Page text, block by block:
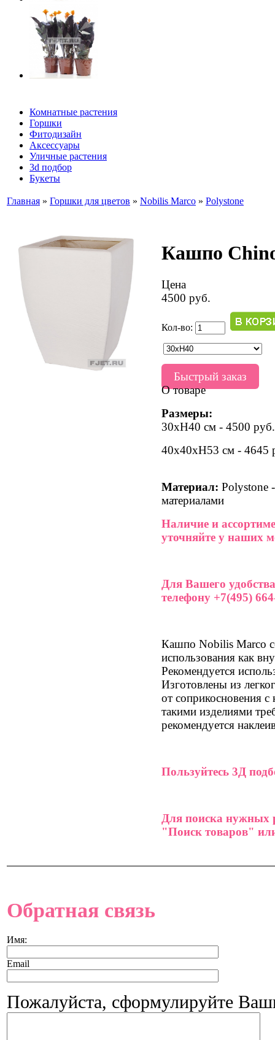
Комнатные растения
Горшки
Фитодизайн
Аксессуары
Уличные растения
3d подбор
Букеты
Главная » Горшки для цветов » Nobilis Marco » Polystone
Кашпо
Цена
4500 руб.
Кол-во:
Быстрый заказ
О товаре
Размеры:
30хH40 см - 4500 руб.
40х40хН53 см - 4645
Материал: Polystone
материалами
Наличие и
уточняйте у наших
Для Вашего
телефону +7(495)
Кашпо Nobilis Marco
использования как
Рекомендуется
Изготовлены из
от соприкосновения
такими изделиями
рекомендуется
Пользуйтесь 3Д
Для поиска нужных
"Поиск товаров"
Обратная связь
Имя:
Email
Пожалуйста, сформулируйте